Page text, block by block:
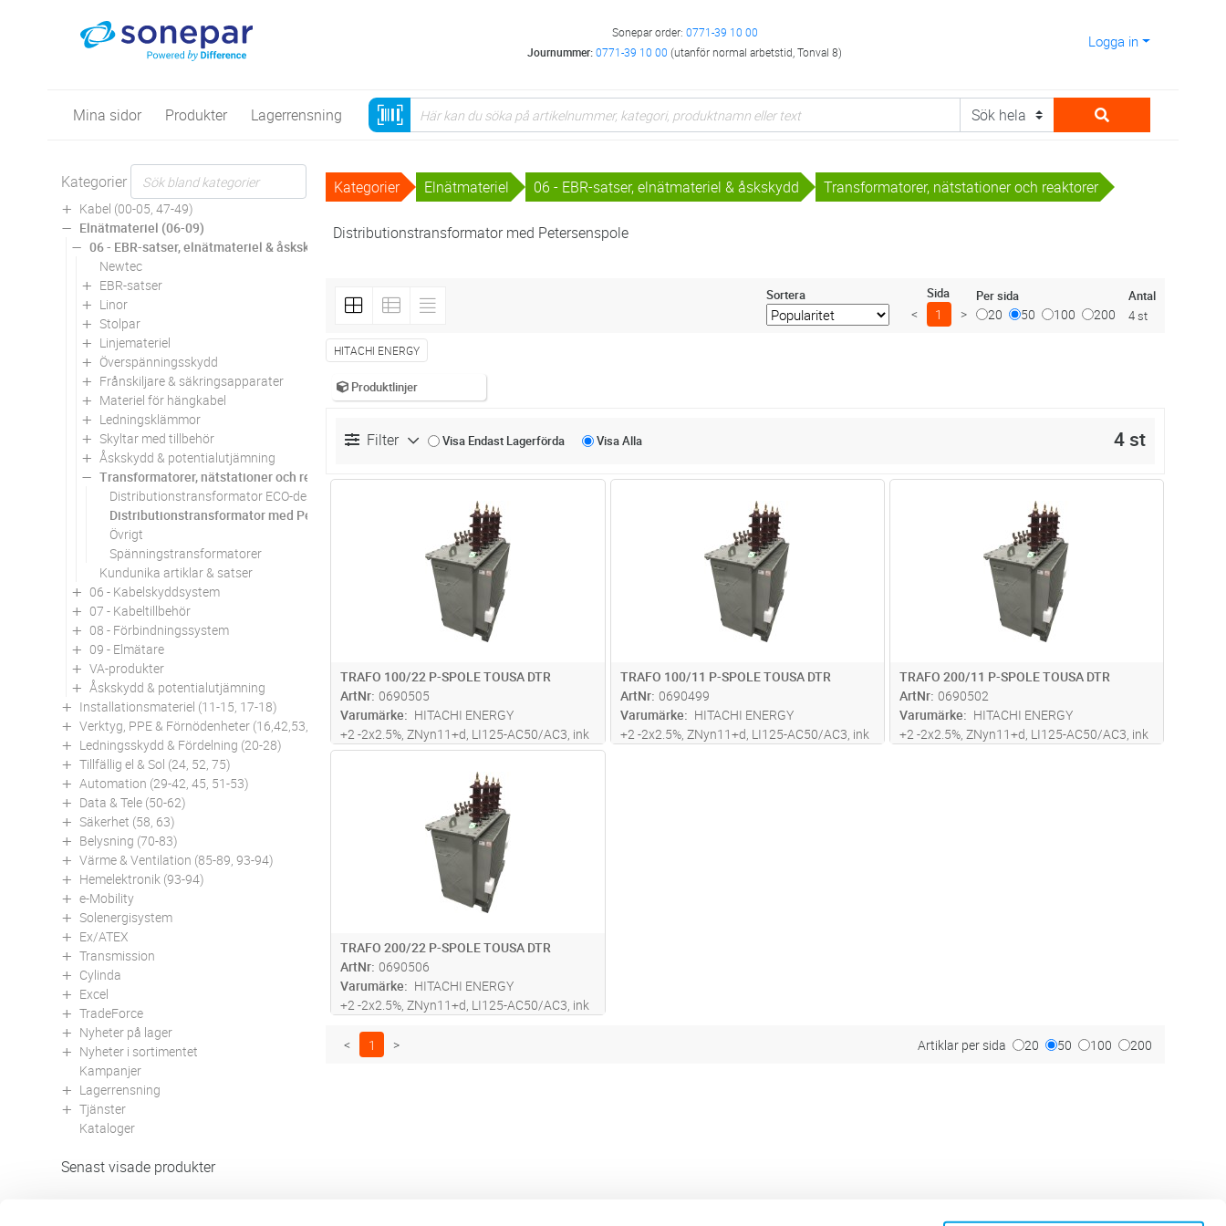
Sonepar order: 0771-39 10 00
Journummer:0771-39 10 00 (utanför normal arbetstid, Tonval 8)
Logga in
Mina sidor Produkter Lagerrensning
Kategorier
Kabel (00-05, 47-49)
Elnätmateriel (06-09)
06 - EBR-satser, elnätmateriel & åskskydd
Newtec
EBR-satser
Linor
Stolpar
Linjemateriel
Överspänningsskydd
Frånskiljare & säkringsapparater
Materiel för hängkabel
Ledningsklämmor
Skyltar med tillbehör
Åskskydd & potentialutjämning
Transformatorer, nätstationer och reaktorer
Distributionstransformator ECO-design
Distributionstransformator med Petersenspole
Övrigt
Spänningstransformatorer
Kundunika artiklar & satser
06 - Kabelskyddsystem
07 - Kabeltillbehör
08 - Förbindningssystem
09 - Elmätare
VA-produkter
Åskskydd & potentialutjämning
Installationsmateriel (11-15, 17-18)
Verktyg, PPE & Förnödenheter (16,42,53,94)
Ledningsskydd & Fördelning (20-28)
Tillfällig el & Sol (24, 52, 75)
Automation (29-42, 45, 51-53)
Data & Tele (50-62)
Säkerhet (58, 63)
Belysning (70-83)
Värme & Ventilation (85-89, 93-94)
Hemelektronik (93-94)
e-Mobility
Solenergisystem
Ex/ATEX
Transmission
Cylinda
Excel
TradeForce
Nyheter på lager
Nyheter i sortimentet
Kampanjer
Lagerrensning
Tjänster
Kataloger
Senast visade produkter
Kategorier Elnätmateriel 06 - EBR-satser, elnätmateriel & åskskydd Transformatorer, nätstationer och reaktorer
Distributionstransformator med Petersenspole
Sortera Sida
< 1 >
Per sida
20 50 100 200
Antal
4 st
HITACHI ENERGY
Produktlinjer
Filter Visa Endast Lagerförda VisaAlla 4 st
Lägg i kundvagn
TRAFO 100/22 P-SPOLE TOUSA DTR
ArtNr 0690505
Varumärke
HITACHI ENERGY
+2 -2x2.5%, ZNyn11+d, LI125-AC50/AC3, ink
Petersenspole
Lägg i kundvagn
TRAFO 100/11 P-SPOLE TOUSA DTR
ArtNr 0690499
Varumärke
HITACHI ENERGY
+2 -2x2.5%, ZNyn11+d, LI125-AC50/AC3, ink
Lägg i kundvagn
TRAFO 200/11 P-SPOLE TOUSA DTR
ArtNr 0690502
Varumärke
HITACHI ENERGY
+2 -2x2.5%, ZNyn11+d, LI125-AC50/AC3, ink
Lägg i kundvagn
TRAFO 200/22 P-SPOLE TOUSA DTR
ArtNr 0690506
Varumärke
HITACHI ENERGY
+2 -2x2.5%, ZNyn11+d, LI125-AC50/AC3, ink
<
1 > Artiklar per sida 20 50 100 200